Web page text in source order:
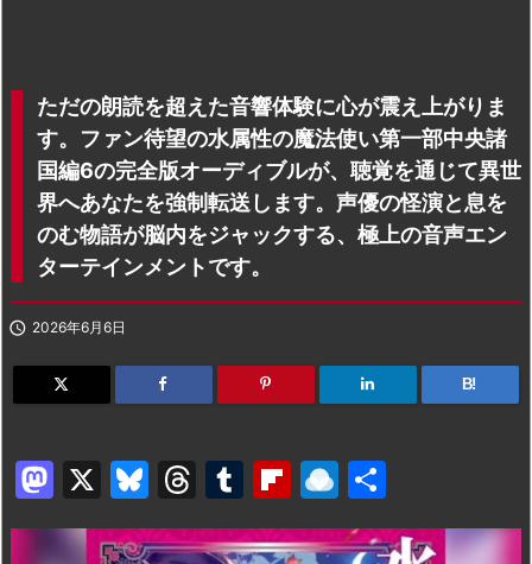
ただの朗読を超えた音響体験に心が震え上がりま
す。ファン待望の水属性の魔法使い第一部中央諸
国編6の完全版オーディブルが、聴覚を通じて異世
界へあなたを強制転送します。声優の怪演と息を
のむ物語が脳内をジャックする、極上の音声エン
ターテインメントです。
 2026年6月6日
B!
M
a
st
X
Bl
u
e
T
hr
e
T
u
m
Fl
ip
b
R
ai
n
有